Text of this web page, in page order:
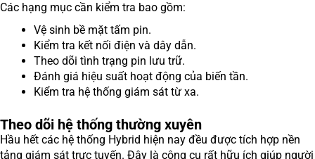
Các hạng mục cần kiểm tra bao gồm:
Vệ sinh bề mặt tấm pin.
Kiểm tra kết nối điện và dây dẫn.
Theo dõi tình trạng pin lưu trữ.
Đánh giá hiệu suất hoạt động của biến tần.
Kiểm tra hệ thống giám sát từ xa.
Theo dõi hệ thống thường xuyên
Hầu hết các hệ thống Hybrid hiện nay đều được tích hợp nền
tảng giám sát trực tuyến. Đây là công cụ rất hữu ích giúp người